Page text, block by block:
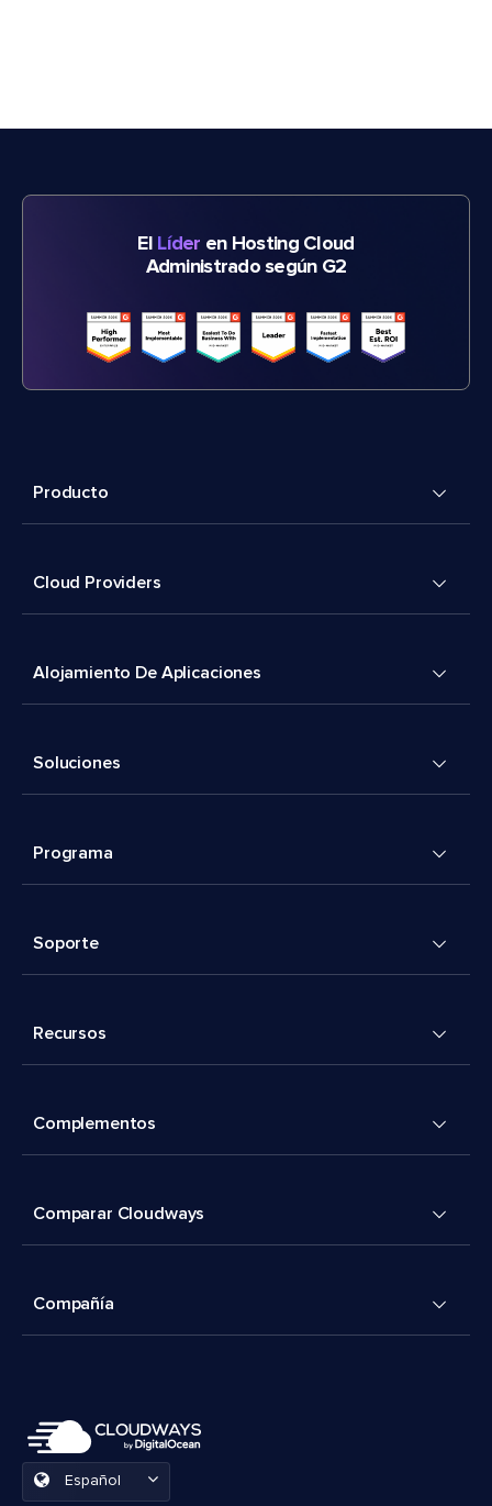
El Líder en Hosting Cloud
Administrado según G2
Producto
Cloud Providers
Alojamiento De Aplicaciones
Soluciones
Programa
Soporte
Recursos
Complementos
Comparar Cloudways
Compañía
Español